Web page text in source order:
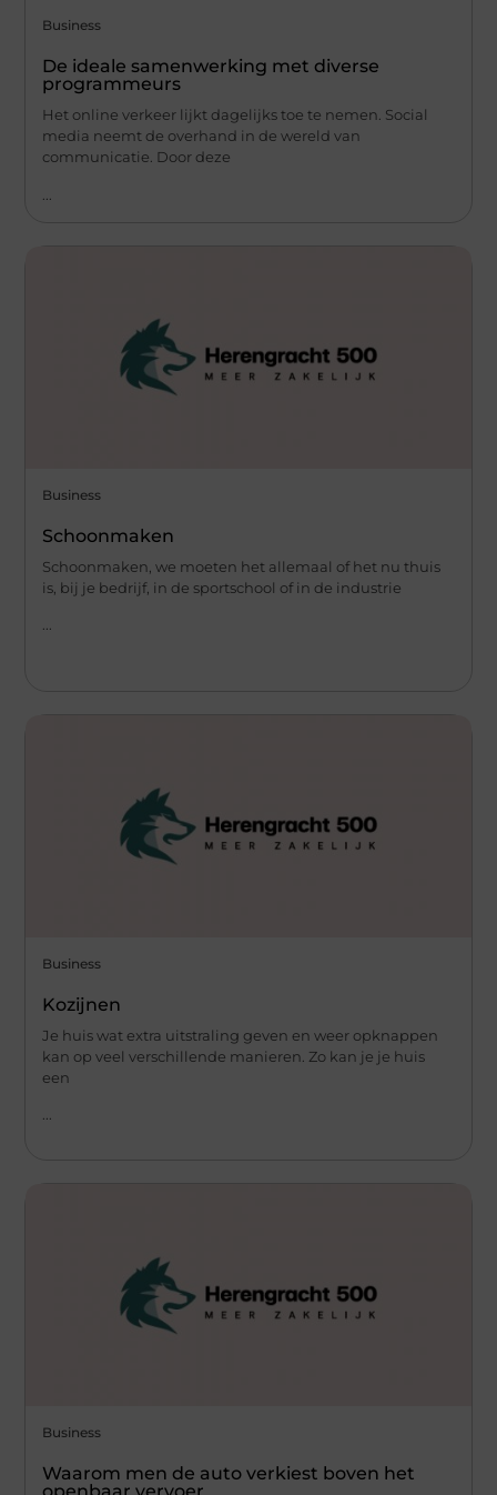
Business
De ideale samenwerking met diverse
programmeurs
Het online verkeer lijkt dagelijks toe te nemen. Social
media neemt de overhand in de wereld van
communicatie. Door deze
Business
Schoonmaken
Schoonmaken, we moeten het allemaal of het nu thuis
is, bij je bedrijf, in de sportschool of in de industrie
Business
Kozijnen
Je huis wat extra uitstraling geven en weer opknappen
kan op veel verschillende manieren. Zo kan je je huis
een
...
Business
Waarom men de auto verkiest boven het